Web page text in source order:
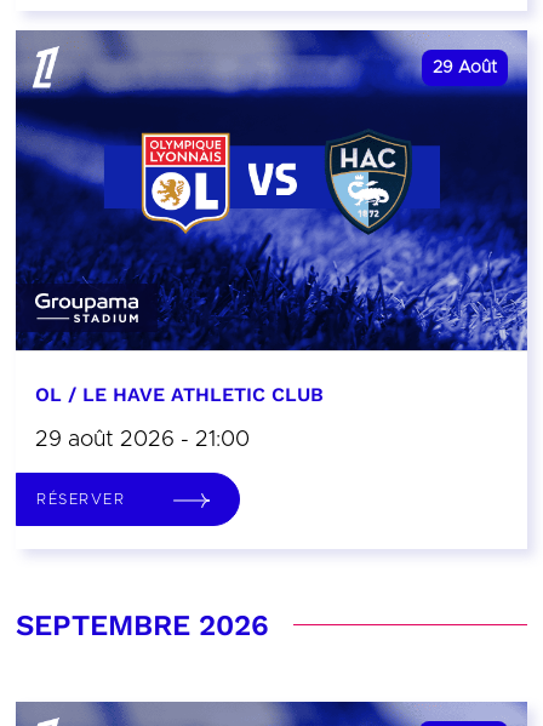
29 Août
OL / LE HAVE ATHLETIC CLUB
29 août 2026 - 21:00
RÉSERVER
SEPTEMBRE 2026